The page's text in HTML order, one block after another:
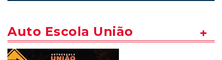
Auto Escola União